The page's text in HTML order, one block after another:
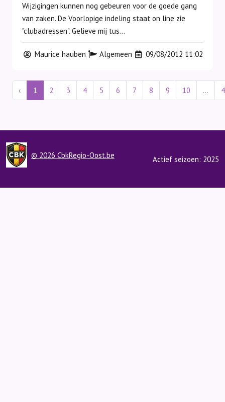
Wijzigingen kunnen nog gebeuren voor de goede gang
van zaken. De Voorlopige indeling staat on line zie
"clubadressen". Gelieve mij tus...
Maurice hauben Algemeen 09/08/2012 11:02
‹ 1 2 3 4 5 6 7 8 9 10 ...
© 2026 CbkRegio-Oost.be Actief seizoen: 2025